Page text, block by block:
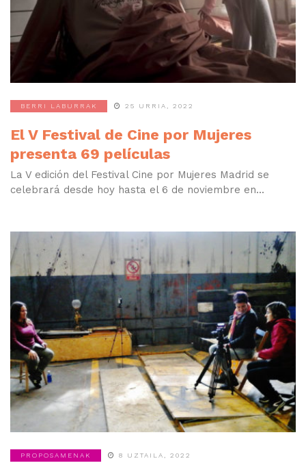
BERRI LABURRAK 25 URRIA, 2022
El V Festival de Cine por Mujeres
presenta 69 películas
La V edición del Festival Cine por Mujeres Madrid se
celebrará desde hoy hasta el 6 de noviembre en...
PROPOSAMENAK 8 UZTAILA, 2022